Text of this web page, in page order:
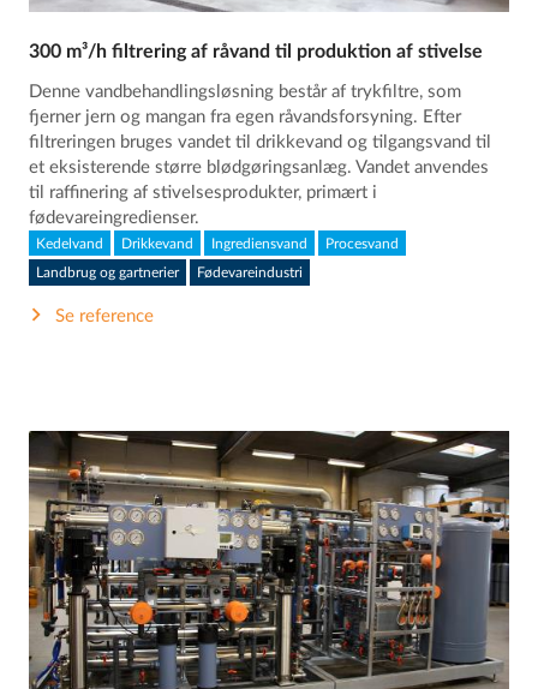
300 m³/h filtrering af råvand til produktion af stivelse
Denne vandbehandlingsløsning består af trykfiltre, som
fjerner jern og mangan fra egen råvandsforsyning. Efter
filtreringen bruges vandet til drikkevand og tilgangsvand til
et eksisterende større blødgøringsanlæg. Vandet anvendes
til raffinering af stivelsesprodukter, primært i
fødevareingredienser.
Kedelvand Drikkevand Ingrediensvand Procesvand
Landbrug og gartnerier Fødevareindustri
Se reference